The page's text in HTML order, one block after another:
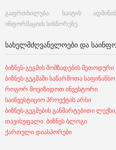
გაფრთხილება: საიტის
ინფორმაციის სისწორეზე.
ᲡᲐᲮᲔᲚᲛᲫᲦᲕᲐᲜᲔᲚᲝᲔᲑᲘ ᲓᲐ
ბიზნეს-გეგმის მომზადების მეთოდური
ბიზნეს-გეგმაში საწარმოთა
როგორ მოვიზიდოთ ინვესტორი
საინვესტიციო პროექტის არსი
ბიზნეს-გეგმების განმარტებითი
თავისუფალი ბიზნეს ბლოგი
ქართული დიასპორები